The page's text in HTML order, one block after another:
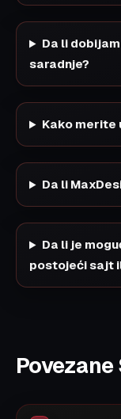
Da li
saradnje?
Kako merite
Da li
Da li je
postojeći sajt